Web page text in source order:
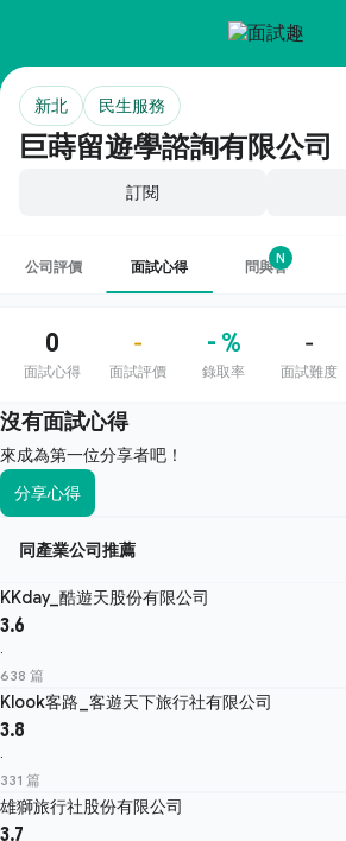
巨蒔留遊學諮詢有限公司
新北 民生服務
訂閱
公司評價 面試心得 問與答
N
0
面試心得
-
面試評價
- %
錄取率
-
面試難度
沒有面試心得
來成為第一位分享者吧！
分享心得
同產業公司推薦
KKday_酷遊天股份有限公司
3.6
·
638 篇
Klook客路_客遊天下旅行社有限公司
3.8
·
331 篇
雄獅旅行社股份有限公司
3.7